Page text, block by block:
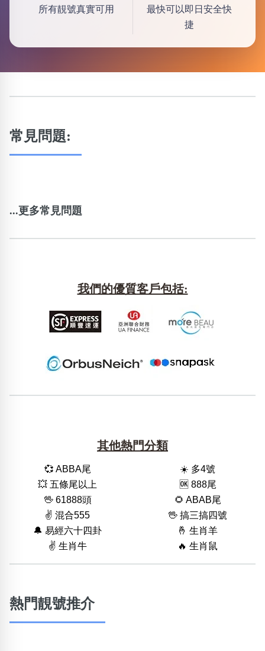
所有靚號真實可用
最快可以即日安全快
捷
常見問題:
...更多常見問題
我們的優質客戶包括:
其他熱門分類
💞 ABBA尾
☀️ 多4號
💥 五條尾以上
🆗️ 888尾
🖖 61888頭
🌻 ABAB尾
✌️ 混合555
🖖 搞三搞四號
🔔 易經六十四卦
🤞 生肖羊
✌️ 生肖牛
🔥 生肖鼠
熱門靚號推介